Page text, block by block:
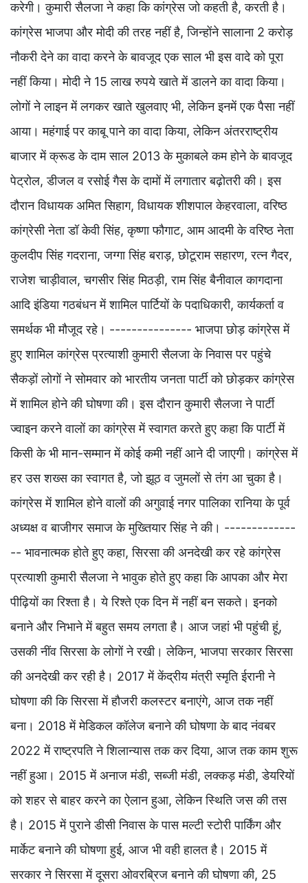
करेगी। कुमारी सैलजा ने कहा कि कांग्रेस जो कहती है, करती है।
कांग्रेस भाजपा और मोदी की तरह नहीं है, जिन्होंने सालाना 2 करोड़
नौकरी देने का वादा करने के बावजूद एक साल भी इस वादे को पूरा
नहीं किया। मोदी ने 15 लाख रुपये खाते में डालने का वादा किया।
लोगों ने लाइन में लगकर खाते खुलवाए भी, लेकिन इनमें एक पैसा नहीं
आया। महंगाई पर काबू पाने का वादा किया, लेकिन अंतरराष्ट्रीय
बाजार में क्रूड के दाम साल 2013 के मुकाबले कम होने के बावजूद
पेट्रोल, डीजल व रसोई गैस के दामों में लगातार बढ़ोतरी की। इस
दौरान विधायक अमित सिहाग, विधायक शीशपाल केहरवाला, वरिष्ठ
कांग्रेसी नेता डॉ केवी सिंह, कृष्णा फौगाट, आम आदमी के वरिष्ठ नेता
कुलदीप सिंह गदराना, जग्गा सिंह बराड़, छोटूराम सहारण, रत्न गैदर,
राजेश चाड़ीवाल, चगसीर सिंह मिठड़ी, राम सिंह बैनीवाल कागदाना
आदि इंडिया गठबंधन में शामिल पार्टियों के पदाधिकारी, कार्यकर्ता व
समर्थक भी मौजूद रहे। --------------- भाजपा छोड़ कांग्रेस में
हुए शामिल कांग्रेस प्रत्याशी कुमारी सैलजा के निवास पर पहुंचे
सैकड़ों लोगों ने सोमवार को भारतीय जनता पार्टी को छोड़कर कांग्रेस
में शामिल होने की घोषणा की। इस दौरान कुमारी सैलजा ने पार्टी
ज्वाइन करने वालों का कांग्रेस में स्वागत करते हुए कहा कि पार्टी में
किसी के भी मान-सम्मान में कोई कमी नहीं आने दी जाएगी। कांग्रेस में
हर उस शख्स का स्वागत है, जो झूठ व जुमलों से तंग आ चुका है।
कांग्रेस में शामिल होने वालों की अगुवाई नगर पालिका रानिया के पूर्व
अध्यक्ष व बाजीगर समाज के मुख्तियार सिंह ने की। -------------
-- भावनात्मक होते हुए कहा, सिरसा की अनदेखी कर रहे कांग्रेस
प्रत्याशी कुमारी सैलजा ने भावुक होते हुए कहा कि आपका और मेरा
पीढ़ियों का रिश्ता है। ये रिश्ते एक दिन में नहीं बन सकते। इनको
बनाने और निभाने में बहुत समय लगता है। आज जहां भी पहुंची हूं,
उसकी नींव सिरसा के लोगों ने रखी। लेकिन, भाजपा सरकार सिरसा
की अनदेखी कर रही है। 2017 में केंद्रीय मंत्री स्मृति ईरानी ने
घोषणा की कि सिरसा में हौजरी कलस्टर बनाएंगे, आज तक नहीं
बना। 2018 में मेडिकल कॉलेज बनाने की घोषणा के बाद नंवबर
2022 में राष्ट्रपति ने शिलान्यास तक कर दिया, आज तक काम शुरू
नहीं हुआ। 2015 में अनाज मंडी, सब्जी मंडी, लक्कड़ मंडी, डेयरियों
को शहर से बाहर करने का ऐलान हुआ, लेकिन स्थिति जस की तस
है। 2015 में पुराने डीसी निवास के पास मल्टी स्टोरी पार्किंग और
मार्केट बनाने की घोषणा हुई, आज भी वही हालत है। 2015 में
सरकार ने सिरसा में दूसरा ओवरब्रिज बनाने की घोषणा की, 25